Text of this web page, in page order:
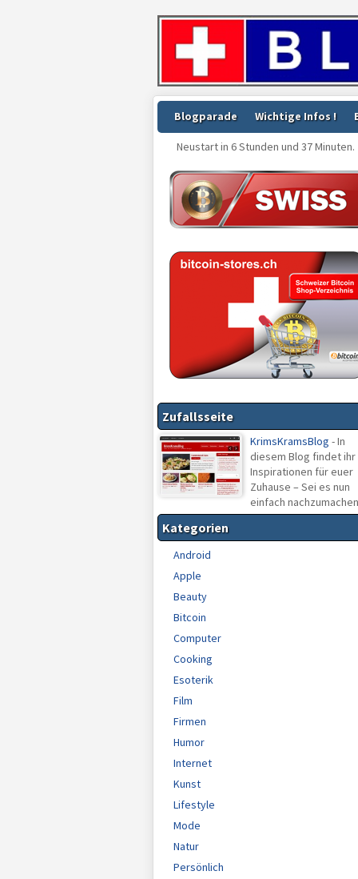
Blogparade Wichtige Infos !
Neustart in 6 Stunden und 37 Minuten.
Zufallsseite
KrimsKramsBlog - In
diesem Blog findet ihr
Inspirationen für euer
Zuhause – Sei es nun
einfach
Kategorien
Android
Apple
Beauty
Bitcoin
Computer
Cooking
Esoterik
Film
Firmen
Humor
Internet
Kunst
Lifestyle
Mode
Natur
Persönlich